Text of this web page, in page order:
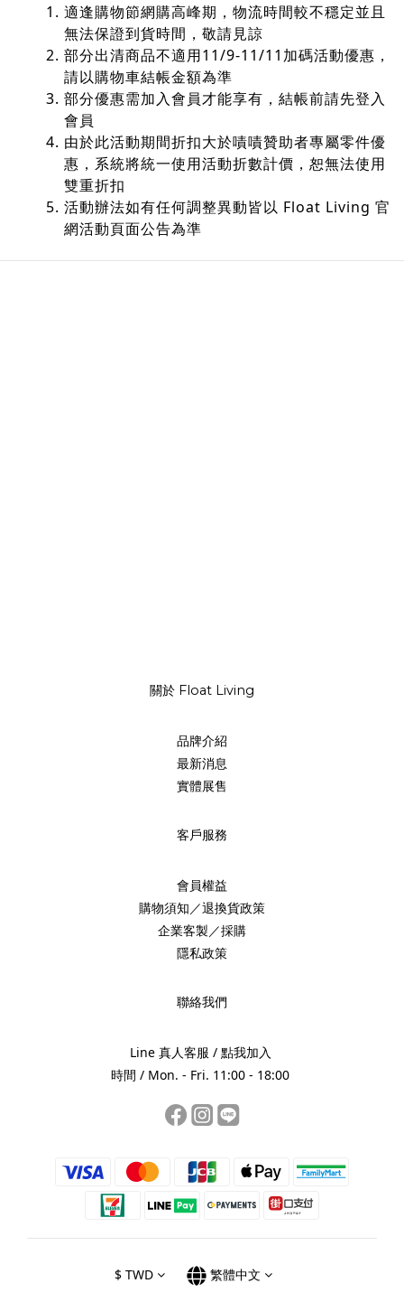
適逢購物節網購高峰期，物流時間較不穩定並且
無法保證到貨時間，敬請見諒
部分出清商品不適用11/9-11/11加碼活動優惠，
請以購物車結帳金額為準
部分優惠需加入會員才能享有，結帳前請先登入
會員
由於此活動期間折扣大於嘖嘖贊助者專屬零件優
惠，系統將統一使用活動折數計價，恕無法使用
雙重折扣
活動辦法如有任何調整異動皆以 Float Living 官
網活動頁面公告為準
關於 Float Living
品牌介紹
最新消息
實體展售
客戶服務
會員權益
購物須知／退換貨政策
企業客製／採購
隱私政策
聯絡我們
Line 真人客服 / 點我加入
時間 / Mon. - Fri. 11:00 - 18:00
$ TWD 繁體中文